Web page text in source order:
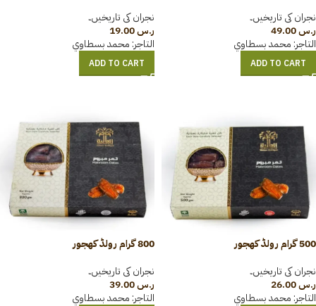
نجران کی تاریخیں۔
ر.س
التاجر: محمد بسطاوي
ADD TO CART
نجران کی تاریخیں۔
ر.س
التاجر: محمد بسطاوي
ADD TO CART
500 گرام رولڈ کھجور
نجران کی تاریخیں۔
ر.س
التاجر: محمد بسطاوي
800 گرام رولڈ کھجور
نجران کی تاریخیں۔
ر.س
التاجر: محمد بسطاوي